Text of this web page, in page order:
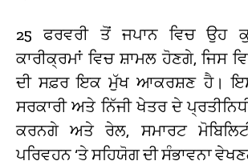
25 ਫਰਵਰੀ ਤੋਂ ਜਪਾਨ ਵਿਚ ਉਹ
ਕਾਰੀਕ੍ਰਮਾਂ ਵਿਚ ਸ਼ਾਮਲ ਹੋਣਗੇ, ਜਿਸ
ਦੀ ਸਫ਼ਰ ਇਕ ਮੁੱਖ ਆਕਰਸ਼ਣ ਹੈ।
ਸਰਕਾਰੀ ਅਤੇ ਨਿੱਜੀ ਖੇਤਰ ਦੇ
ਕਰਨਗੇ ਅਤੇ ਰੇਲ, ਸਮਾਰਟ
ਪਰਿਵਹਨ ‘ਤੇ ਸਹਿਯੋਗ ਦੀ ਸੰਭਾਵਨਾ